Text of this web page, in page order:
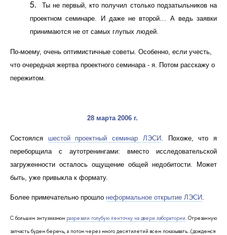
Ты не первый, кто получил столько подзатыльников на
проектном семинаре. И даже не второй… А ведь заявки
принимаются не от самых глупых людей.
По-моему, очень оптимистичные советы. Особенно, если учесть,
что очередная жертва проектного семинара - я. Потом расскажу о
пережитом.
28 марта 2006 г.
Состоялся шестой проектный семинар ЛЭСИ. Похоже, что я
переборщила с аутотренингами: вместо исследовательской
загруженности осталось ощущение общей недобитости. Может
быть, уже привыкла к формату.
Более примечательно прошло неформальное открытие ЛЭСИ.
С большим энтузиазмом разрезали голубую ленточку на двери лаборатории. Отрезанную
запчасть будем беречь, а потом через много десятилетий всем показывать…(дождемся